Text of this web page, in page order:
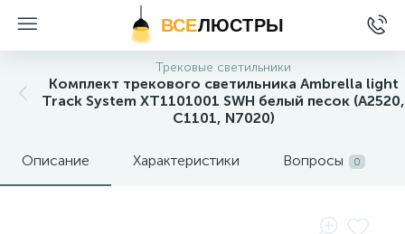
ВСЕЛЮСТРЫ
Трековые светильники
Комплект трекового светильника Ambrella light
Track System XT1101001 SWH белый песок (A2520,
C1101, N7020)
Описание Характеристики Вопросы 0